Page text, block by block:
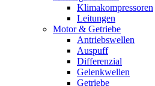
Klimakompressoren
Leitungen
Motor & Getriebe
Antriebswellen
Auspuff
Differenzial
Gelenkwellen
Getriebe